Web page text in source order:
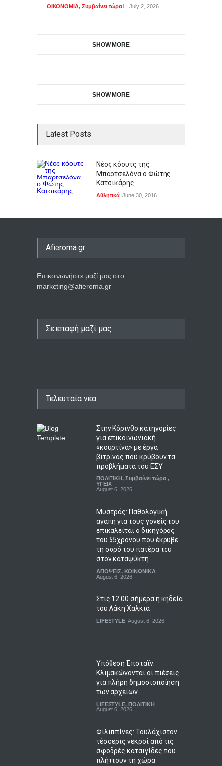
ΟΙΚΟΝΟΜΙΑ, Συμβαίνει τώρα! July 2, 2026
SHOW MORE
SHOW MORE
Latest Posts
Νέος κόουτς της
Μπαρτσελόνα ο Φώτης
Κατσικάρης
Αθλητικά June 30, 2016
Afieroma.gr
Επικοινωνήστε μαζί μας στο
marketing@afieroma.gr
Σε επαφή μαζί μας
Τελευταία νέα
Στην Κόρινθο κατηγορίες
για επικοινωνιακή
«κουρτίνα» με έργα
βιτρίνας που κρύβουν τα
προβλήματα του ΕΣΥ
ΠΟΛΙΤΙΚΗ, Συμβαίνει τώρα!,
ΥΓΕΙΑ
August 6, 2026
Μυστράς: Παθολογική
αγάπη για τους γονείς του
επικαλείται ο δικηγόρος
του 55χρονου που έκρυβε
τη σορό του πατέρα του
στον καταψύκτη
ΑΠΟΨΕΙΣ, ΚΟΙΝΩΝΙΚΑ
August 6, 2026
Στις 12.00 σήμερα η κηδεία
του Λάκη Χαλκιά
LIFESTYLE August 6, 2026
Υπόθεση Έπσταϊν:
Κλιμακώνονται οι πιέσεις
για πλήρη δημοσιοποίηση
των αρχείων
LIFESTYLE, ΠΟΛΙΤΙΚΗ
August 6, 2026
Φιλιππίνες: Τουλάχιστον
τέσσερις νεκροί από τις
σφοδρές καταιγίδες που
πλήττουν τη χώρα